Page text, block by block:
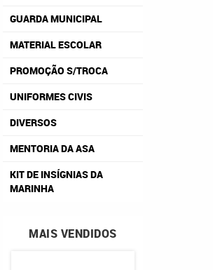
GUARDA MUNICIPAL
MATERIAL ESCOLAR
PROMOÇÃO S/TROCA
UNIFORMES CIVIS
DIVERSOS
MENTORIA DA ASA
KIT DE INSÍGNIAS DA
MARINHA
MAIS VENDIDOS